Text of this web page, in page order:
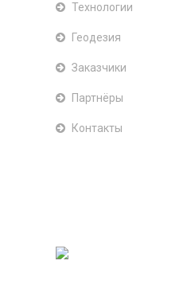
Технологии
Геодезия
Заказчики
Партнёры
Контакты